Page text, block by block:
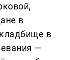
в
в
—